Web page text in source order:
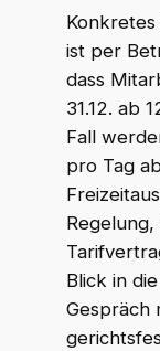
ist per
dass
31.12. ab
Fall
pro Tag
Blick in
Gespräch